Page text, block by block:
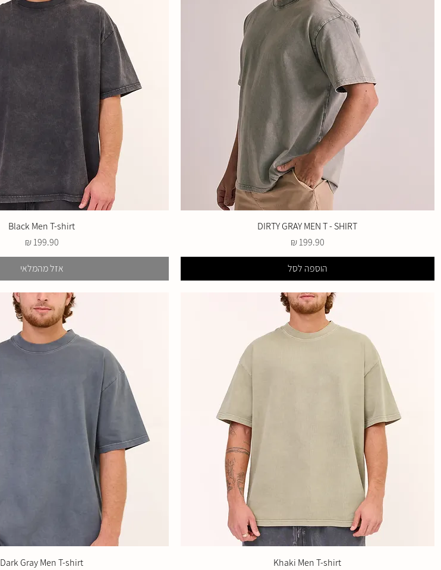
DIRTY GRAY MEN T - SHIRT
מחיר
הוספה לסל
Black Men T-shirt
מחיר
אזל מהמלאי
Khaki Men T-shirt
Dark Gray Men T-shirt